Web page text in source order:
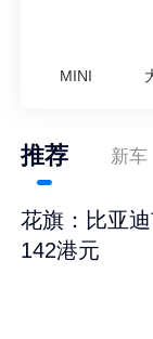
MINI
推荐 新车
花旗：比亚
142港元